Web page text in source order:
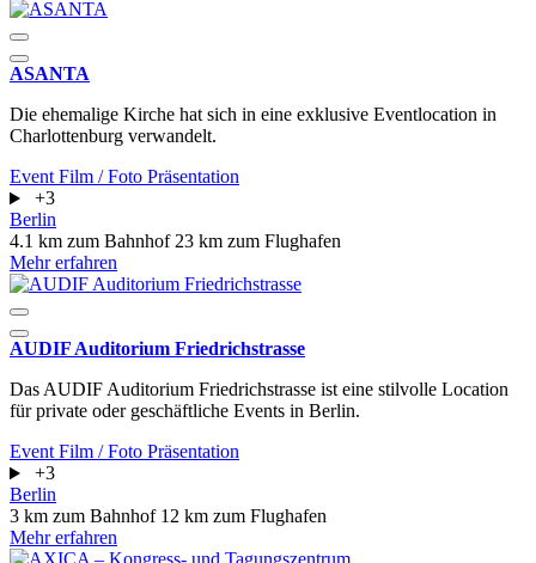
ASANTA
Die ehemalige Kirche hat sich in eine exklusive Eventlocation in
Charlottenburg verwandelt.
Event Film / Foto Präsentation
+3
Berlin
4.1 km zum Bahnhof 23 km zum Flughafen
Mehr erfahren
AUDIF Auditorium Friedrichstrasse
Das AUDIF Auditorium Friedrichstrasse ist eine stilvolle Location
für private oder geschäftliche Events in Berlin.
Event Film / Foto Präsentation
+3
Berlin
3 km zum Bahnhof 12 km zum Flughafen
Mehr erfahren